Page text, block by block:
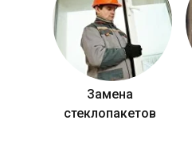
Замена
стеклопакетов